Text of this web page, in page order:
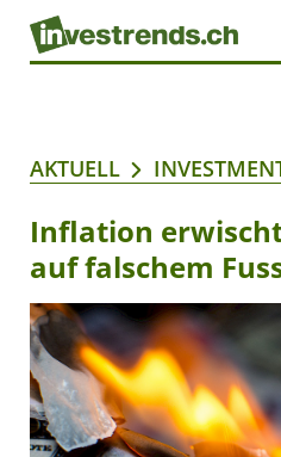
AKTUELL
Inflation
auf falschem